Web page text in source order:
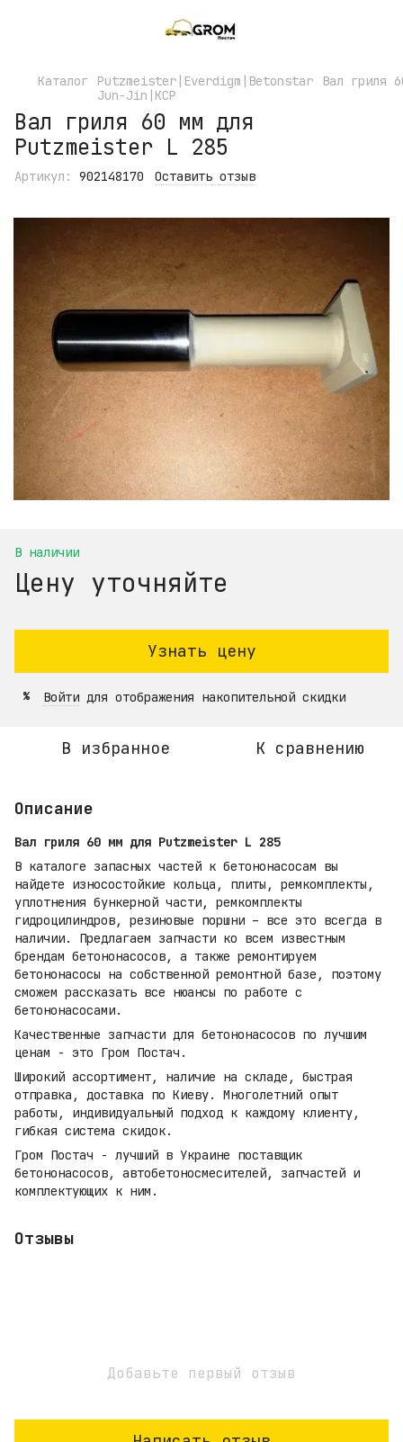
Каталог
Putzmeister|Everdigm|Betonstar
Jun-Jin|KCP
Вал гриля
Вал гриля 60 мм для
Putzmeister L 285
Артикул: 902148170 Оставить отзыв
В наличии
Цену уточняйте
Узнать цену
% Войти для отображения накопительной скидки
В избранное К сравнению
Описание
Вал гриля 60 мм для Putzmeister L 285
В каталоге запасных частей к бетононасосам вы
найдете износостойкие кольца, плиты, ремкомплекты,
уплотнения бункерной части, ремкомплекты
гидроцилиндров, резиновые поршни – все это всегда в
наличии. Предлагаем запчасти ко всем известным
брендам бетононасосов, а также ремонтируем
бетононасосы на собственной ремонтной базе, поэтому
сможем рассказать все нюансы по работе с
бетононасосами.
Качественные запчасти для бетононасосов по лучшим
ценам - это Гром Постач.
Широкий ассортимент, наличие на складе, быстрая
отправка, доставка по Киеву. Многолетний опыт
работы, индивидуальный подход к каждому клиенту,
гибкая система скидок.
Гром Постач - лучший в Украине поставщик
бетононасосов, автобетоносмесителей, запчастей и
комплектующих к ним.
Отзывы
Добавьте первый отзыв